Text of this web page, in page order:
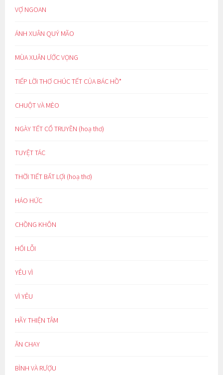
VỢ NGOAN
ÁNH XUÂN QUÝ MÃO
MÙA XUÂN ƯỚC VỌNG
TIẾP LỜI THƠ CHÚC TẾT CỦA BÁC HỒ*
CHUỘT VÀ MÈO
NGÀY TẾT CỔ TRUYỀN (hoạ thơ)
TUYỆT TÁC
THỜI TIẾT BẤT LỢI (hoạ thơ)
HÁO HỨC
CHỒNG KHÔN
HỐI LỖI
YÊU VÌ
VÌ YÊU
HÃY THIỆN TÂM
ĂN CHAY
BÌNH VÀ RƯỢU